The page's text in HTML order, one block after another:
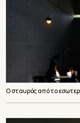
O σταυρός από το